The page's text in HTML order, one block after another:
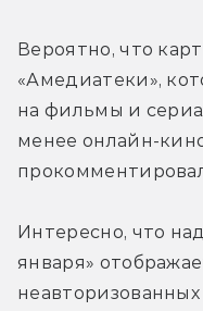
Вероятно, что
«Амедиатеки»,
на фильмы и
менее онлайн-
Интересно, что
января»